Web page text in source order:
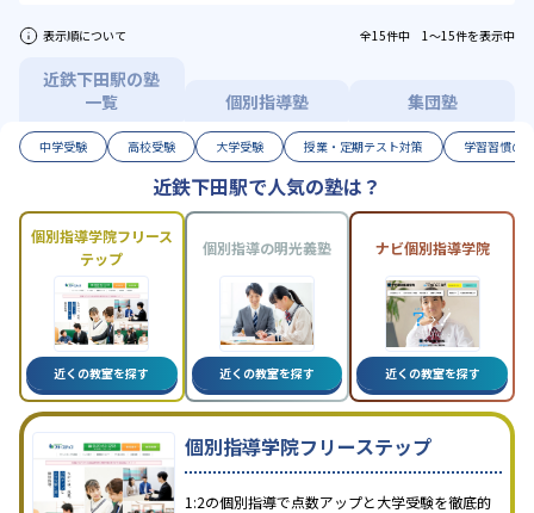
表示順について 全15件中 1〜15件を表示中
近鉄下田駅の塾
一覧
個別指導塾 集団塾
中学受験 高校受験 大学受験 授業・定期テスト対策 学習習慣の
近鉄下田駅で人気の塾は？
個別指導学院フリース
テップ
近くの教室を探す
個別指導の明光義塾
近くの教室を探す
ナビ個別指導学院
近くの教室を探す
個別指導学院フリーステップ
1:2の個別指導で点数アップと大学受験を徹底的